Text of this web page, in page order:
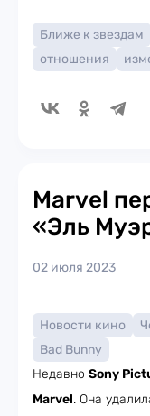
Ближе к звездам
отношения
Marvel
«Эль
02 июля 2023
Новости кино
Bad Bunny
Недавно Sony
Marvel. Она